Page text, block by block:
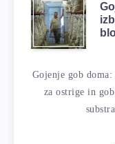
Gojenje gob
za ostrige in